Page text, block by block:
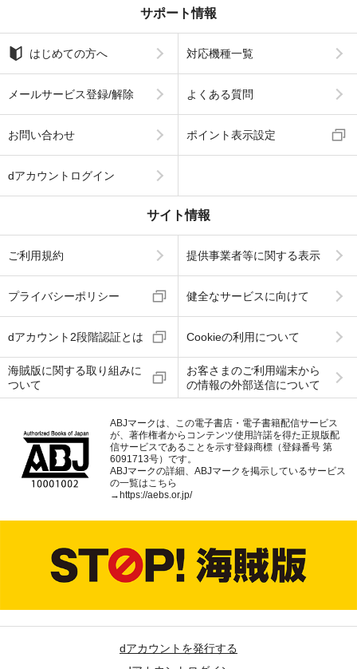
サポート情報
はじめての方へ 対応機種一覧
メールサービス登録/解除 よくある質問
お問い合わせ ポイント表示設定
dアカウントログイン
サイト情報
ご利用規約 提供事業者等に関する表示
プライバシーポリシー 健全なサービスに向けて
dアカウント2段階認証とは Cookieの利用について
海賊版に関する取り組みに
ついて
お客さまのご利用端末から
の情報の外部送信について
ABJマークは、この電子書店・電子書籍配信サービス
が、著作権者からコンテンツ使用許諾を得た正規版配
信サービスであることを示す登録商標（登録番号 第
6091713号）です。
ABJマークの詳細、ABJマークを掲示しているサービス
の一覧はこちら
→ https://aebs.or.jp/
dアカウントを発行する